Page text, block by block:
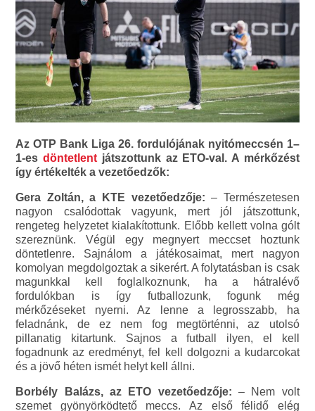
Az OTP Bank Liga 26. fordulójának nyitómeccsén 1–
1-esdöntetlentjátszottunk az ETO-val. A mérkőzést
így értékelték a vezetőedzők:
Gera Zoltán, a KTE vezetőedzője: – Természetesen
nagyon csalódottak vagyunk, mert jól játszottunk,
rengeteg helyzetet kialakítottunk. Előbb kellett volna gólt
szereznünk. Végül egy megnyert meccset hoztunk
döntetlenre. Sajnálom a játékosaimat, mert nagyon
komolyan megdolgoztak a sikerért. A folytatásban is csak
magunkkal kell foglalkoznunk, ha a hátralévő
fordulókban is így futballozunk, fogunk még
mérkőzéseket nyerni. Az lenne a legrosszabb, ha
feladnánk, de ez nem fog megtörténni, az utolsó
pillanatig kitartunk. Sajnos a futball ilyen, el kell
fogadnunk az eredményt, fel kell dolgozni a kudarcokat
és a jövő héten ismét helyt kell állni.
Borbély Balázs, az ETO vezetőedzője: – Nem volt
szemet gyönyörködtető meccs. Az első félidő elég